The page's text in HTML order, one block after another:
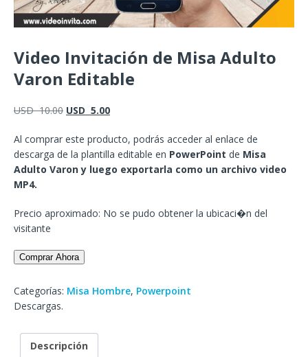
Video Invitación de Misa Adulto
Varon Editable
USD10.00 USD 5.00
Al comprar este producto, podrás acceder al enlace de
descarga de la plantilla editable en PowerPoint de Misa
Adulto Varon y luego exportarla como un archivo video
MP4.
Precio aproximado: No se pudo obtener la ubicaci�n del
visitante
Comprar Ahora
Categorías: Misa Hombre, Powerpoint
Descargas.
Descripción